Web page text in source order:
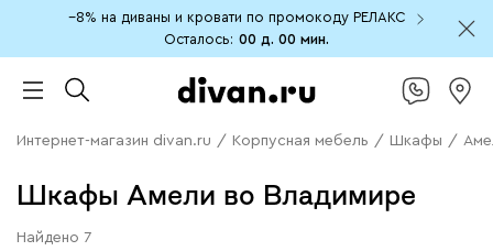
−8% на диваны и кровати по промокоду РЕЛАКС
Осталось: 00 д. 00 мин.
Интернет-магазин divan.ru / Корпусная мебель / Шкафы /
Шкафы Амели во Владимире
Найдено 7